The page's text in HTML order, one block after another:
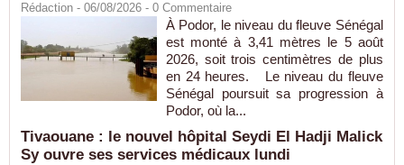
Rédaction - 06/08/2026 - 0 Commentaire
À Podor, le niveau du fleuve Sénégal
est monté à 3,41 mètres le 5 août
2026, soit trois centimètres de plus
en 24 heures. Le niveau du fleuve
Sénégal poursuit sa progression à
Podor, où la...
Tivaouane : le nouvel hôpital Seydi El Hadji Malick
Sy ouvre ses services médicaux lundi